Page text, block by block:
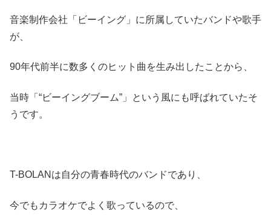
音楽制作会社「ビーイング」に所属していたバンドや歌手
が、
90年代前半に数多くのヒット曲を生み出したことから、
当時「“ビーイングブーム”」という風にも呼ばれていたそ
うです。
T-BOLANは自分の青春時代のバンドであり、
今でもカラオケでよく歌っているので、